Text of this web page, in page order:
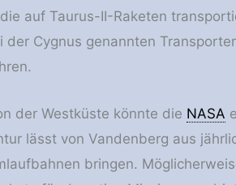
auf Taurus-II-Raketen
der Cygnus genannten
der Westküste könnte die NASA
lässt von Vandenberg aus
bringen.